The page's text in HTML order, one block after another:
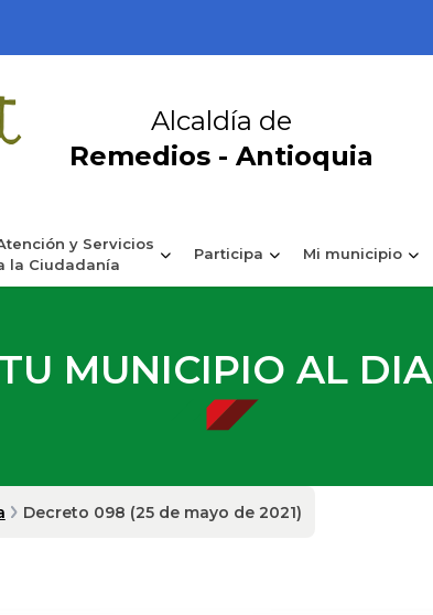
Alcaldía de
Remedios - Antioquia
y Servicios
la Ciudadanía
Participa Mi municipio
TU MUNICIPIO AL DIA
Decreto 098 (25 de mayo de 2021)